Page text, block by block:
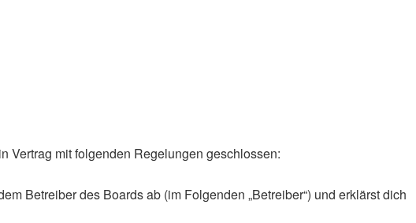
Vertrag mit folgenden Regelungen geschlossen:
Betreiber des Boards ab (im Folgenden „Betreiber“) und erklärst dich